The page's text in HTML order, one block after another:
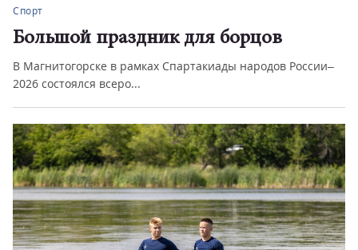
Спорт
Большой праздник для борцов
В Магнитогорске в рамках Спартакиады народов России–
2026 состоялся всеро...